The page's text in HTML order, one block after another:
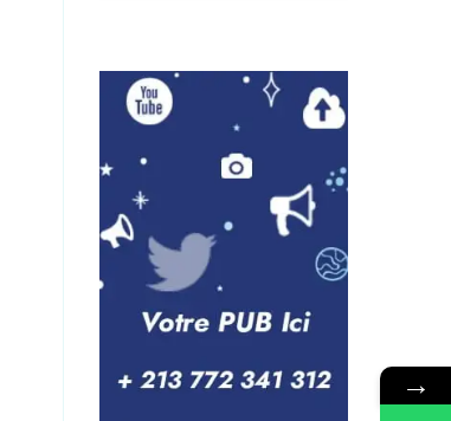
Dentaire, Medical
LAME BISTOURI BOITE DE 100
1.555,00DZD–
1.755,00DZD
→